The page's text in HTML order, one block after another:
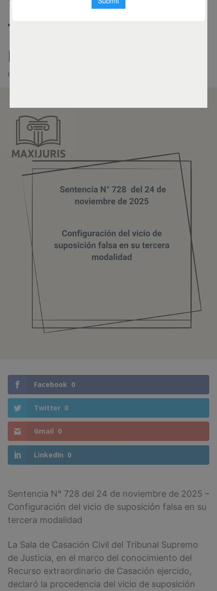
falsa en su tercera
modalidad
noviembre 24, 2025
Facebook 0
Twitter 0
Gmail 0
LinkedIn 0
Sentencia N° 728 del 24 de noviembre de 2025 –
Configuración del vicio de suposición falsa en su
tercera modalidad
La Sala de Casación Civil del Tribunal Supremo
de Justicia, en el marco del conocimiento del
Recurso extraordinario de Casación ejercido,
declaró la procedencia del vicio de suposición